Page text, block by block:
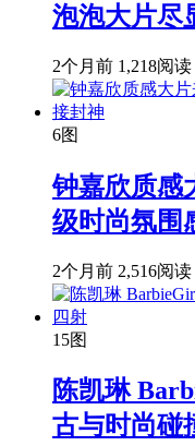
泡泡大片尽
2个月前 1,218阅读
6图
钟嘉欣质感
级时尚氛围
2个月前 2,516阅读
15图
陈凯琳
古与时尚碰